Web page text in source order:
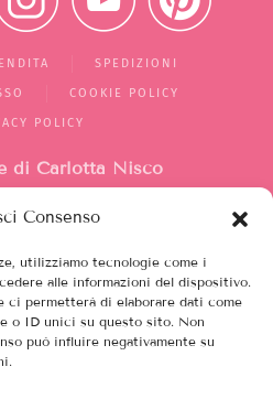
Consenso
utilizziamo tecnologie come i
alle informazioni del dispositivo.
ci permetterà di elaborare dati come
o ID unici su questo sito. Non
può influire negativamente su
SPEDIZIONI
COOKIE POLICY
POLICY
di Carlotta Nisco
Silvia
Roma (RM)
Italia
12208751003